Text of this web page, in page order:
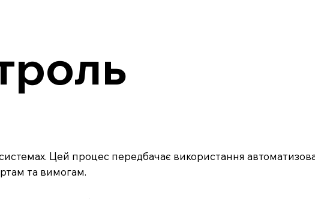
Цей процес передбачає використання
та вимогам.